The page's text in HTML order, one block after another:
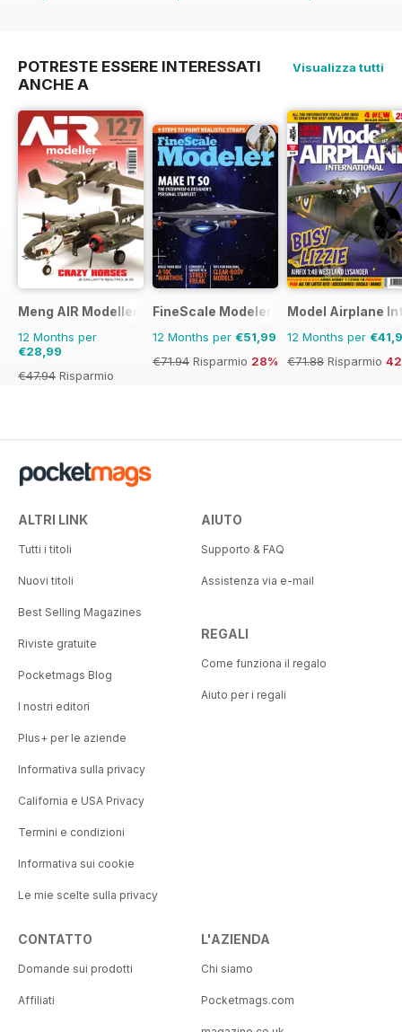
POTRESTE ESSERE INTERESSATI
ANCHE A
Visualizza tutti
Meng AIR Modeller
12 Months per
€28,99
€47.94 Risparmio
FineScale Modeler
12 Months per €51,99
€71.94 Risparmio 28%
Model Airplane
12 Months per
€71.88 Risparmio
ALTRI LINK
Tutti i titoli
Nuovi titoli
Best Selling Magazines
Riviste gratuite
Pocketmags Blog
I nostri editori
Plus+ per le aziende
Informativa sulla privacy
California e USA Privacy
Termini e condizioni
Informativa sui cookie
Le mie scelte sulla privacy
AIUTO
Supporto & FAQ
Assistenza via e-mail
REGALI
Come funziona il regalo
Aiuto per i regali
CONTATTO
Domande sui prodotti
Affiliati
L'AZIENDA
Chi siamo
Pocketmags.com